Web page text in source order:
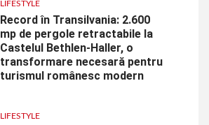
LIFESTYLE
Record în Transilvania: 2.600
mp de pergole retractabile la
Castelul Bethlen-Haller, o
transformare necesară pentru
turismul românesc modern
LIFESTYLE